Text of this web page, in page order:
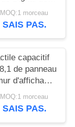
RK3288
morceau
PAS.
capacitif
de panneau
d'affichage
liquides de
RK3288
morceau
PAS.